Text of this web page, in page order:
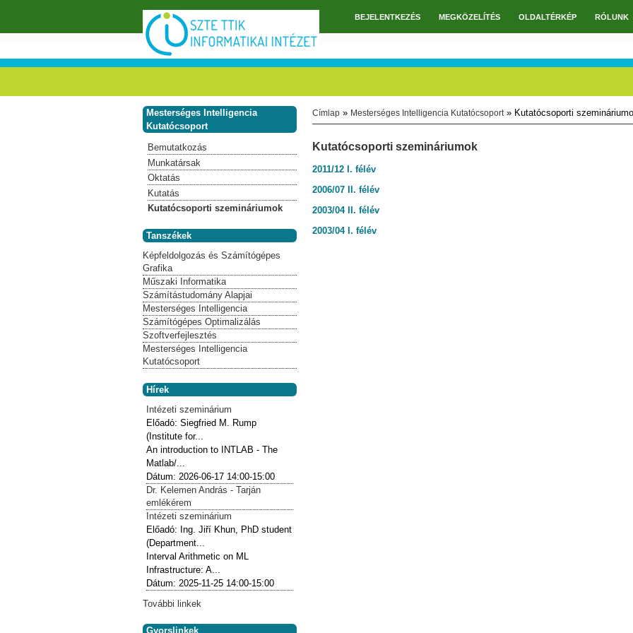
FőmenüBEJELENTKEZÉS MEGKÖZELÍTÉS OLDALTÉRKÉP RÓLUNK
Jelenlegi hely
Címlap » Mesterséges Intelligencia Kutatócsoport » Kutatócsoporti
Kutatócsoporti szemináriumok
2011/12 I. félév
2006/07 II. félév
2003/04 II. félév
2003/04 I. félév
Mesterséges Intelligencia
Kutatócsoport
Bemutatkozás
Munkatársak
Oktatás
Kutatás
Kutatócsoporti szemináriumok
Tanszékek
Képfeldolgozás és Számítógépes
Grafika
Műszaki Informatika
Számítástudomány Alapjai
Mesterséges Intelligencia
Számítógépes Optimalizálás
Szoftverfejlesztés
Mesterséges Intelligencia
Kutatócsoport
Hírek
Intézeti szeminárium
Előadó:Siegfried M. Rump
(Institute for...
An introduction to INTLAB - The
Matlab/...
Dátum: 2026-06-17 14:00-15:00
Dr. Kelemen András - Tarján
emlékérem
Intézeti szeminárium
Előadó: Ing. Jiří Khun, PhD student
(Department...
Interval Arithmetic on ML
Infrastructure: A...
Dátum: 2025-11-25 14:00-15:00
További linkek
Gyorslinkek